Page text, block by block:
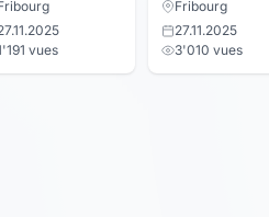
vues
Fribourg
27.11.2025
3'010 vues